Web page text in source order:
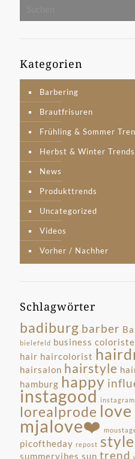
Kategorien
Barbering
Brautfrisuren
Frühling & Sommer
Herbst & Winter Trends
News
Produkttrends
Uncategorized
Videos
Vorher / Nachher
Schlagwörter
badiburg barber
bielefeld business coloriste
hair haircolorist
hairsalon hairstyle
hamburg happy
instagood instagram
lorealprode love
mjalove❤️
picoftheday repost style
summervibes sun trend